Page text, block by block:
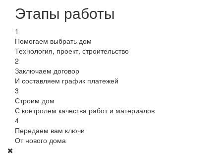
Этапы работы
1
Помогаем выбрать дом
Технология, проект, строительство
2
Заключаем договор
И составляем график платежей
3
Строим дом
С контролем качества работ и материалов
4
Передаем вам ключи
От нового дома